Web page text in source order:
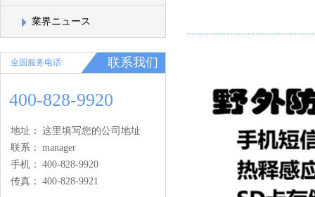
業界ニュース
全国服务电话: 联系我们
400-828-9920
地址： 这里填写您的公司地址
联系： manager
手机： 400-828-9920
传真： 400-828-9921